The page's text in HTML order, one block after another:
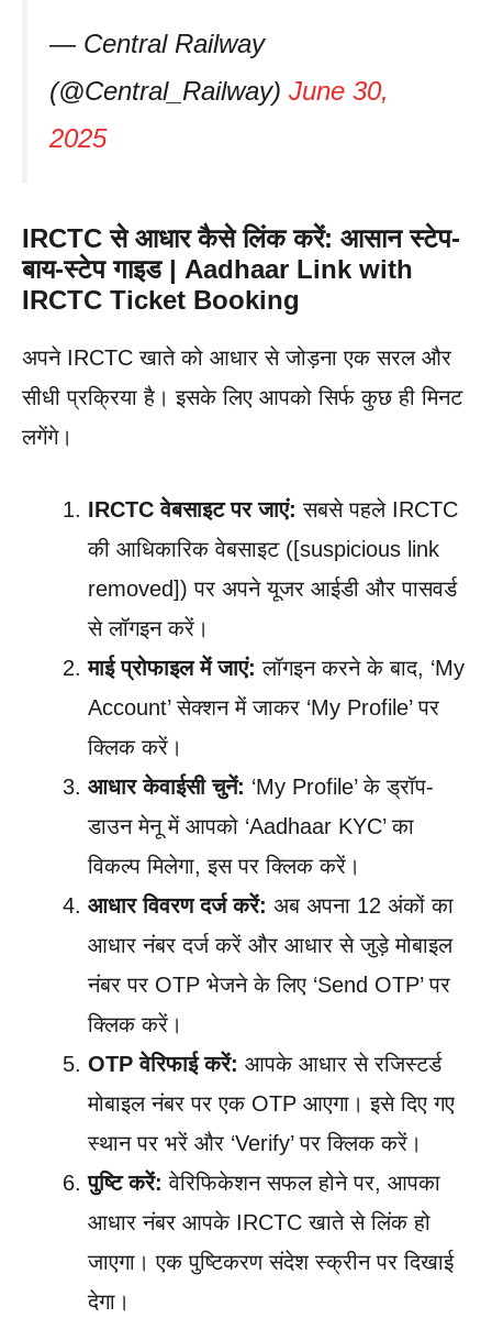
— Central Railway
(@Central_Railway) June 30,
2025
IRCTC से आधार कैसे लिंक करें: आसान स्टेप-
बाय-स्टेप गाइड | Aadhaar Link with
IRCTC Ticket Booking
अपने IRCTC खाते को आधार से जोड़ना एक सरल और
सीधी प्रक्रिया है। इसके लिए आपको सिर्फ कुछ ही मिनट
लगेंगे।
IRCTC वेबसाइट पर जाएं: सबसे पहले IRCTC
की आधिकारिक वेबसाइट ([suspicious link
removed]) पर अपने यूजर आईडी और पासवर्ड
से लॉगइन करें।
माई प्रोफाइल में जाएं: लॉगइन करने के बाद, ‘My
Account’ सेक्शन में जाकर ‘My Profile’ पर
क्लिक करें।
आधार केवाईसी चुनें: ‘My Profile’ के ड्रॉप-
डाउन मेनू में आपको ‘Aadhaar KYC’ का
विकल्प मिलेगा, इस पर क्लिक करें।
आधार विवरण दर्ज करें: अब अपना 12 अंकों का
आधार नंबर दर्ज करें और आधार से जुड़े मोबाइल
नंबर पर OTP भेजने के लिए ‘Send OTP’ पर
क्लिक करें।
OTP वेरिफाई करें: आपके आधार से रजिस्टर्ड
मोबाइल नंबर पर एक OTP आएगा। इसे दिए गए
स्थान पर भरें और ‘Verify’ पर क्लिक करें।
पुष्टि करें: वेरिफिकेशन सफल होने पर, आपका
आधार नंबर आपके IRCTC खाते से लिंक हो
जाएगा। एक पुष्टिकरण संदेश स्क्रीन पर दिखाई
देगा।